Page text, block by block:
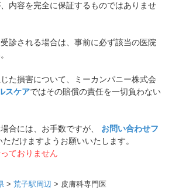
内容を完全に保証するものではありませ
診される場合は、事前に必ず該当の医院
た損害について、ミーカンパニー株式会
スケアではその賠償の責任を一切負わない
合には、お手数ですが、 お問い合わせフ
だけますようお願いいたします。
ておりません
> 荒子駅周辺 > 皮膚科専門医